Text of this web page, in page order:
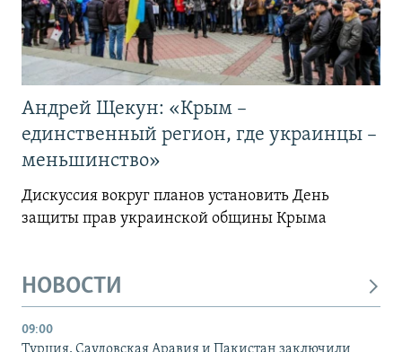
Андрей Щекун: «Крым –
единственный регион, где украинцы –
меньшинство»
Дискуссия вокруг планов установить День
защиты прав украинской общины Крыма
НОВОСТИ
09:00